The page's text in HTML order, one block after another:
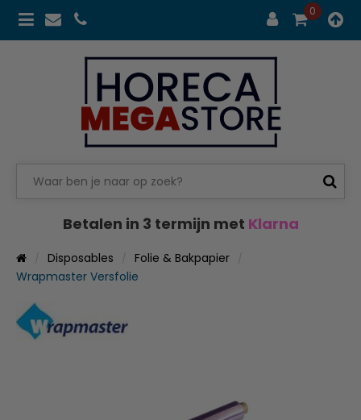
0
Betalen in 3 termijn met Klarna
Disposables
Folie & Bakpapier
Wrapmaster Versfolie